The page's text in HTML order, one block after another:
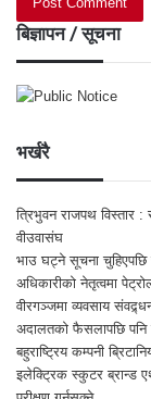
बिज्ञापन / सूचना
भर्खरै
त्रिभुवन राजपथ विस्तार
वीउवासंघ
भाउ घट्ने सूचना चुहिएपछि
अधिकारीको नेतृत्वमा
वीरगञ्जमा व्यवसाय
अदालतको फैसलापछि पनि
बहुराष्ट्रिय कम्पनी
इलेक्ट्रिक स्कुटर ब्रान्ड